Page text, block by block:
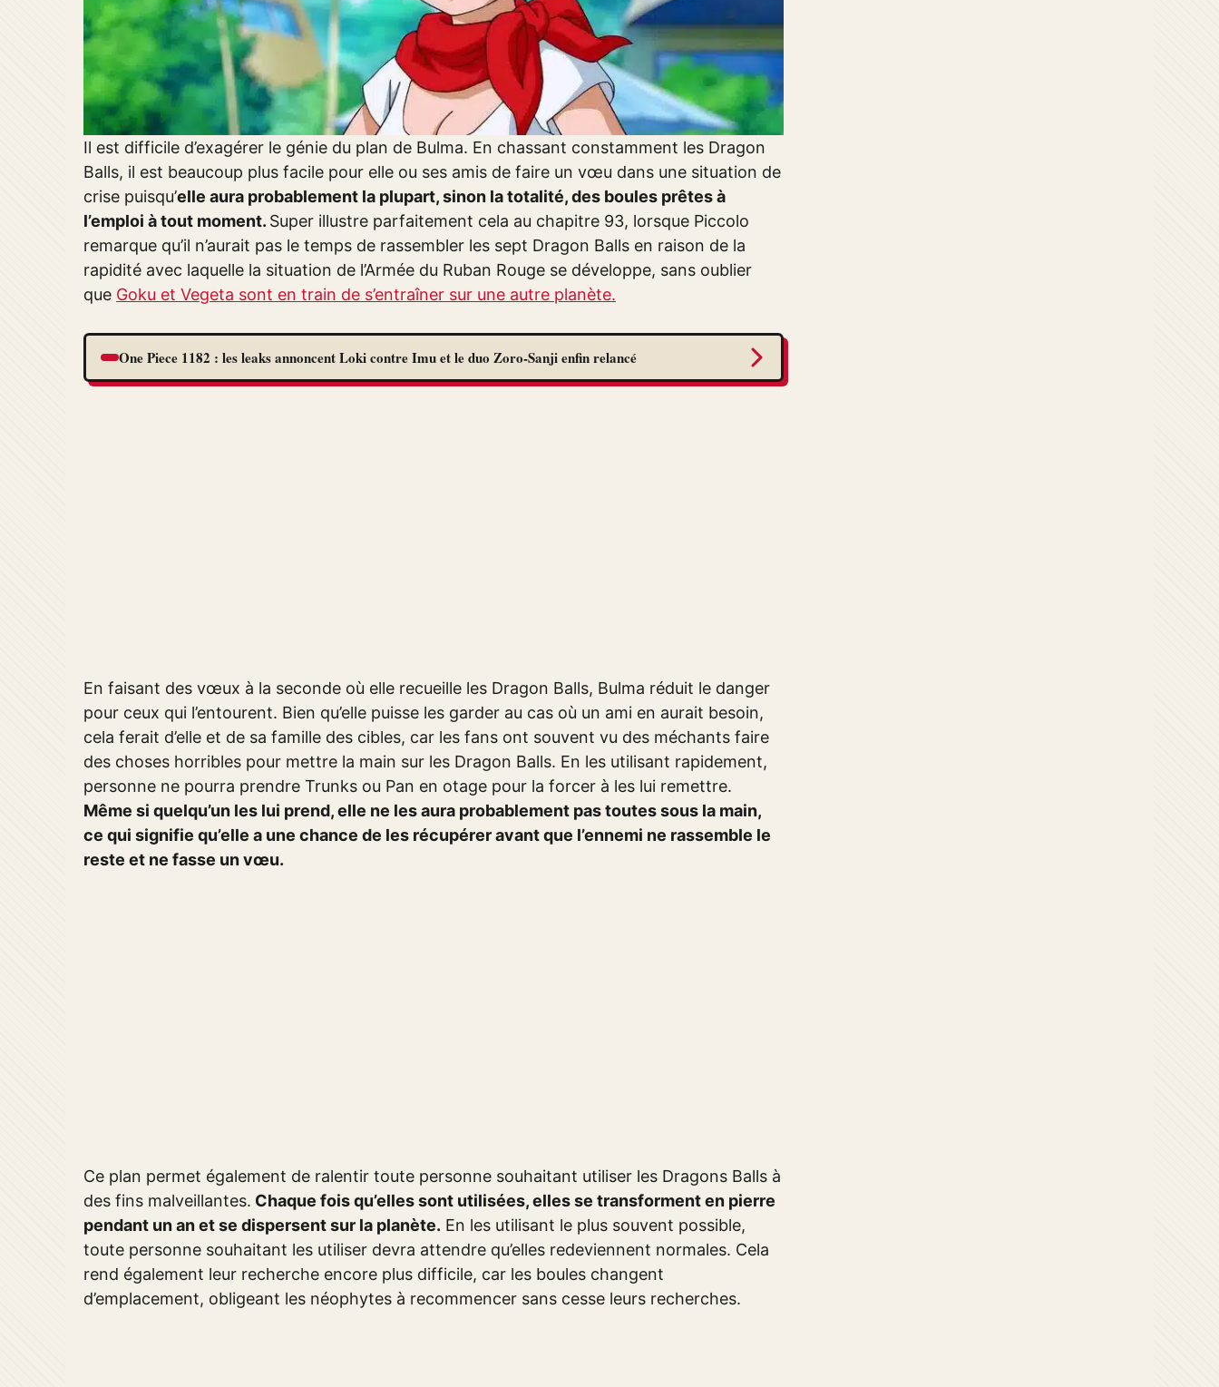
Il est difficile d’exagérer le génie du plan de Bulma. En chassant constamment les Dragon
Balls, il est beaucoup plus facile pour elle ou ses amis de faire un vœu dans une situation de
crise puisqu’elle aura probablement la plupart, sinon la totalité, des boules prêtes à
l’emploi à tout moment. Super illustre parfaitement cela au chapitre 93, lorsque Piccolo
remarque qu’il n’aurait pas le temps de rassembler les sept Dragon Balls en raison de la
rapidité avec laquelle la situation de l’Armée du Ruban Rouge se développe, sans oublier
que Goku et Vegeta sont en train de s’entraîner sur une autre planète.
One Piece 1182 : les leaks annoncent Loki contre Imu et le duo Zoro-Sanji enfin relancé
En faisant des vœux à la seconde où elle recueille les Dragon Balls, Bulma réduit le danger
pour ceux qui l’entourent. Bien qu’elle puisse les garder au cas où un ami en aurait besoin,
cela ferait d’elle et de sa famille des cibles, car les fans ont souvent vu des méchants faire
des choses horribles pour mettre la main sur les Dragon Balls. En les utilisant rapidement,
personne ne pourra prendre Trunks ou Pan en otage pour la forcer à les lui remettre.
Même si quelqu’un les lui prend, elle ne les aura probablement pas toutes sous la main,
ce qui signifie qu’elle a une chance de les récupérer avant que l’ennemi ne rassemble le
reste et ne fasse un vœu.
Ce plan permet également de ralentir toute personne souhaitant utiliser les Dragons Balls à
des fins malveillantes. Chaque fois qu’elles sont utilisées, elles se transforment en pierre
pendant un an et se dispersent sur la planète. En les utilisant le plus souvent possible,
toute personne souhaitant les utiliser devra attendre qu’elles redeviennent normales. Cela
rend également leur recherche encore plus difficile, car les boules changent
d’emplacement, obligeant les néophytes à recommencer sans cesse leurs recherches.